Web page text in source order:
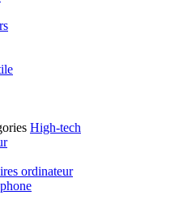
High-tech
ordinateur